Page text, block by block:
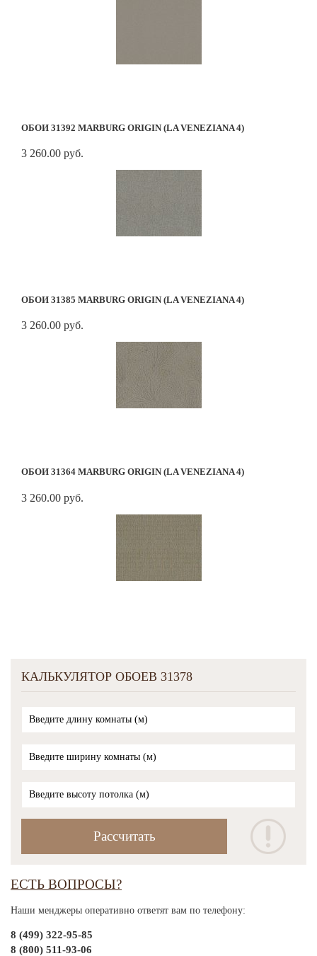
ОБОИ 31392 MARBURG ORIGIN (LA VENEZIANA 4)
3 260.00 руб.
ОБОИ 31385 MARBURG ORIGIN (LA VENEZIANA 4)
3 260.00 руб.
ОБОИ 31364 MARBURG ORIGIN (LA VENEZIANA 4)
3 260.00 руб.
КАЛЬКУЛЯТОР ОБОЕВ 31378
ЕСТЬ ВОПРОСЫ?
Наши менджеры оперативно ответят вам по телефону:
8 (499) 322-95-85
8 (800) 511-93-06